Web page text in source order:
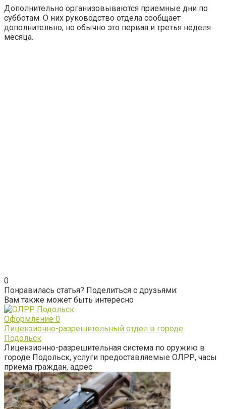
Дополнительно организовываются приемные дни по
субботам. О них руководство отдела сообщает
дополнительно, но обычно это первая и третья неделя
месяца.
0
Понравилась статья? Поделиться с друзьями:
Вам также может быть интересно
Оформление 0
Лицензионно-разрешительный отдел в городе
Подольск
Лицензионно-разрешительная система по оружию в
городе Подольск, услуги предоставляемые ОЛРР, часы
приема граждан, адрес